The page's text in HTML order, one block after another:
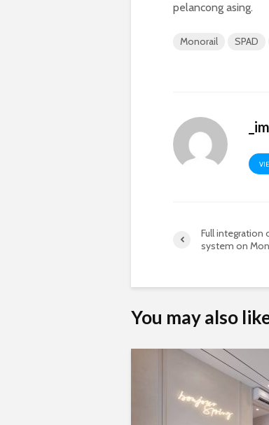
pelancong asing.
Monorail SPAD
Full integration
system on
You may also